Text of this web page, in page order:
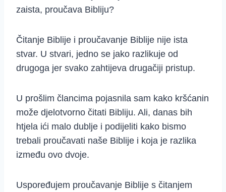
zaista, proučava Bibliju?
Čitanje Biblije i proučavanje Biblije nije ista
stvar. U stvari, jedno se jako razlikuje od
drugoga jer svako zahtijeva drugačiji pristup.
U prošlim člancima pojasnila sam kako kršćanin
može djelotvorno čitati Bibliju. Ali, danas bih
htjela ići malo dublje i podijeliti kako bismo
trebali proučavati naše Biblije i koja je razlika
između ovo dvoje.
Uspoređujem proučavanje Biblije s čitanjem